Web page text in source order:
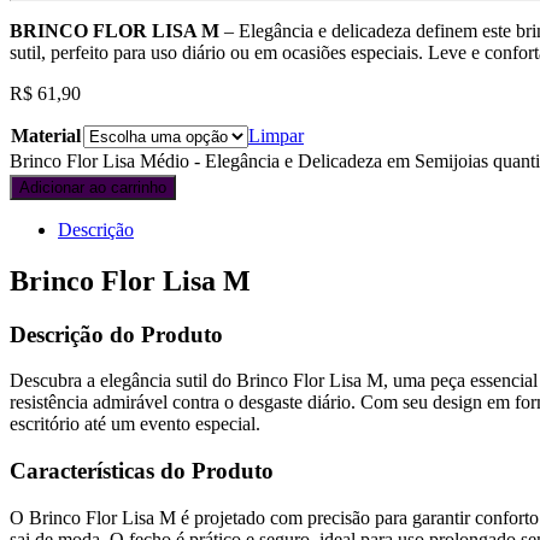
BRINCO FLOR LISA M – Elegância e delicadeza definem este
sutil, perfeito para uso diário ou em ocasiões especiais. Leve e
R$ 61,90
Material
Limpar
Brinco Flor Lisa Médio - Elegância e Delicadeza em Semijoias
Adicionar ao carrinho
Descrição
Brinco Flor Lisa M
Descrição do Produto
Descubra a elegância sutil do Brinco Flor Lisa M, uma peça
resistência admirável contra o desgaste diário. Com seu design em
escritório até um evento especial.
Características do Produto
O Brinco Flor Lisa M é projetado com precisão para garantir